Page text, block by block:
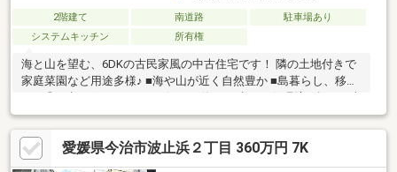
2階建て 南道路
駐車場あり
システムキッチン
所有権
海と山を望む、6DKの古民家風の中古住宅です！ 隣の土地付きで
家庭菜園など用途多様♪ ■海や山が近く自然豊か ■島暮らし、移住
民家
愛媛県今治市波止浜２丁目 360万円 7K